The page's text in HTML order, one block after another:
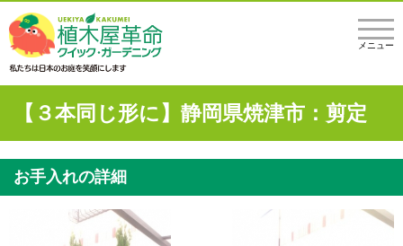
メニュー
【３本同じ形に】静岡県焼津市：剪定
お手入れの詳細